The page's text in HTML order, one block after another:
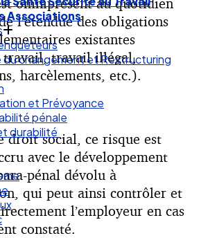
Associations
changement et Restructuring
et Prévoyance
pénale
durabilité
l’étendue des obligations
existantes
travail, travail illégal,
harcèlements, etc.).
droit social, ce risque est
avec le développement
pénal dévolu à
qui peut ainsi contrôler et
l’employeur en cas
constaté.